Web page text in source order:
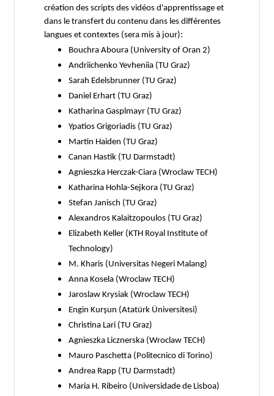
création des scripts des vidéos d'apprentissage et
dans le transfert du contenu dans les différentes
langues et contextes (sera mis à jour):
Bouchra Aboura (University of Oran 2)
Andriichenko Yevheniia (TU Graz)
Sarah Edelsbrunner (TU Graz)
Daniel Erhart (TU Graz)
Katharina Gasplmayr (TU Graz)
Ypatios Grigoriadis (TU Graz)
Martin Haiden (TU Graz)
Canan Hastik (TU Darmstadt)
Agnieszka Herczak-Ciara (Wroclaw TECH)
Katharina Hohla-Sejkora (TU Graz)
Stefan Janisch (TU Graz)
Alexandros Kalaitzopoulos (TU Graz)
Elizabeth Keller (KTH Royal Institute of
Technology)
M. Kharis (Universitas Negeri Malang)
Anna Kosela (Wroclaw TECH)
Jaroslaw Krysiak (Wroclaw TECH)
Engin Kurşun (Atatürk Üniversitesi)
Christina Lari (TU Graz)
Agnieszka Licznerska (Wroclaw TECH)
Mauro Paschetta (Politecnico di Torino)
Andrea Rapp (TU Darmstadt)
Maria H. Ribeiro (Universidade de Lisboa)